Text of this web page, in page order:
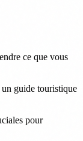
ce que vous
guide touristique
pour